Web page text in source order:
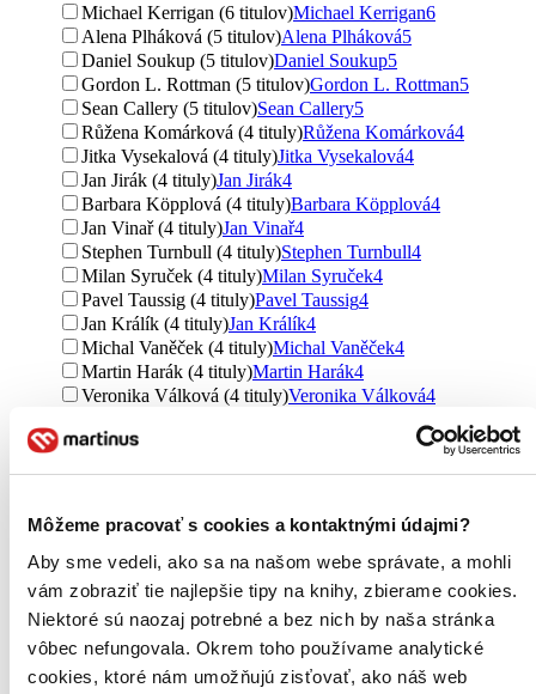
Môžeme pracovať s cookies a kontaktnými údajmi?
Aby sme vedeli, ako sa na našom webe správate, a mohli
vám zobraziť tie najlepšie tipy na knihy, zbierame cookies.
Niektoré sú naozaj potrebné a bez nich by naša stránka
vôbec nefungovala. Okrem toho používame analytické
cookies, ktoré nám umožňujú zisťovať, ako náš web
Michael Kerrigan (6 titulov)Michael Kerrigan6
Alena Plháková (5 titulov)Alena Plháková5
Daniel Soukup (5 titulov)Daniel Soukup5
Gordon L. Rottman (5 titulov)Gordon L. Rottman5
Sean Callery (5 titulov)Sean Callery5
Růžena Komárková (4 tituly)Růžena Komárková4
Jitka Vysekalová (4 tituly)Jitka Vysekalová4
Jan Jirák (4 tituly)Jan Jirák4
Barbara Köpplová (4 tituly)Barbara Köpplová4
Jan Vinař (4 tituly)Jan Vinař4
Stephen Turnbull (4 tituly)Stephen Turnbull4
Milan Syruček (4 tituly)Milan Syruček4
Pavel Taussig (4 tituly)Pavel Taussig4
Jan Králík (4 tituly)Jan Králík4
Michal Vaněček (4 tituly)Michal Vaněček4
Martin Harák (4 tituly)Martin Harák4
Veronika Válková (4 tituly)Veronika Válková4
Jan Bureš (3 tituly)
Čechy, Morava a Sliezsko (106 titulov)Čechy, Morava a
Sliezsko106
svet (92 titulov)
svet92
Európa (74 titulov)
Európa
Rím (11 titulov)Rím11
Ázia (8 titulov) Ázia8
Slovensko (7 titulov)Slovensko7